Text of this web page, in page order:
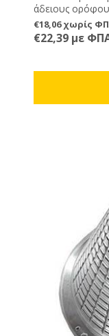
άδειους
τους τη
θα βάλετε πάνω
€18,06 χωρίς
€22,39 με